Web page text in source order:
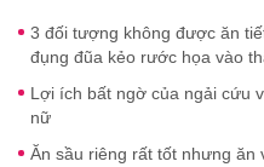
3 đối tượng không được ăn
đụng đũa kẻo rước họa vào
Lợi ích bất ngờ của ngải cứu
nữ
Ăn sầu riêng rất tốt nhưng ăn